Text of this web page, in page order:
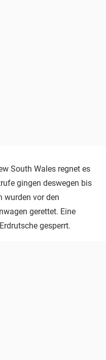
South Wales regnet es
gingen deswegen bis
wurden vor den
gerettet. Eine
gesperrt.